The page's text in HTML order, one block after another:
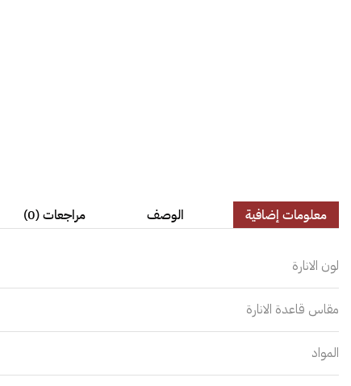
معلومات إضافية الوصف مراجعات (0)
لون الانارة
مقاس قاعدة الانارة
المواد